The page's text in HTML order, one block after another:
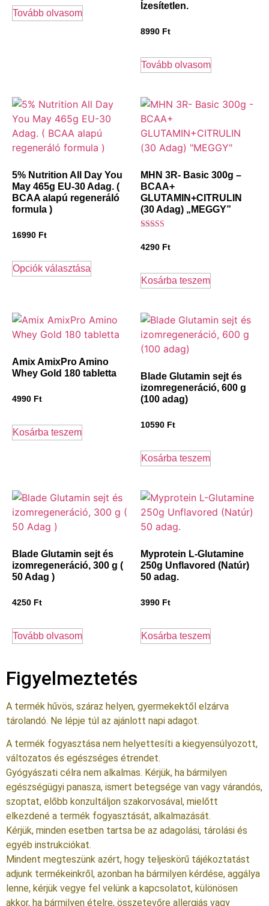
Tovább olvasom
Ízesítetlen.
8990 Ft
Tovább olvasom
5% Nutrition All Day You
May 465g EU-30 Adag. (
BCAA alapú regeneráló
formula )
16990 Ft
Opciók választása
MHN 3R- Basic 300g –
BCAA+
GLUTAMIN+CITRULIN
(30 Adag) „MEGGY”
5.00
/ 5
4290 Ft
Kosárba teszem
Amix AmixPro Amino
Whey Gold 180 tabletta
4990 Ft
Kosárba teszem
Blade Glutamin sejt és
izomregeneráció, 600 g
(100 adag)
10590 Ft
Kosárba teszem
Blade Glutamin sejt és
izomregeneráció, 300 g (
50 Adag )
4250 Ft
Tovább olvasom
Myprotein L-Glutamine
250g Unflavored (Natúr)
50 adag.
3990 Ft
Kosárba teszem
Figyelmeztetés
A termék hűvös, száraz helyen, gyermekektől elzárva
tárolandó. Ne lépje túl az ajánlott napi adagot.
A termék fogyasztása nem helyettesíti a kiegyensúlyozott,
változatos és egészséges étrendet.
Gyógyászati célra nem alkalmas. Kérjük, ha bármilyen
egészségügyi panasza, ismert betegsége van vagy várandós,
szoptat, előbb konzultáljon szakorvosával, mielőtt
elkezdené a termék fogyasztását, alkalmazását.
Kérjük, minden esetben tartsa be az adagolási, tárolási és
egyéb instrukciókat.
Mindent megteszünk azért, hogy teljeskörű tájékoztatást
adjunk termékeinkről, azonban ha bármilyen kérdése, aggálya
lenne, kérjük vegye fel velünk a kapcsolatot, különösen
akkor, ha bármilyen ételre, összetevőre allergiás vagy